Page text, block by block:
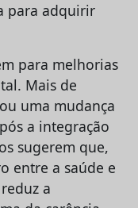
para adquirir
para melhorias
Mais de
uma mudança
a integração
sugerem que,
entre a saúde e
a